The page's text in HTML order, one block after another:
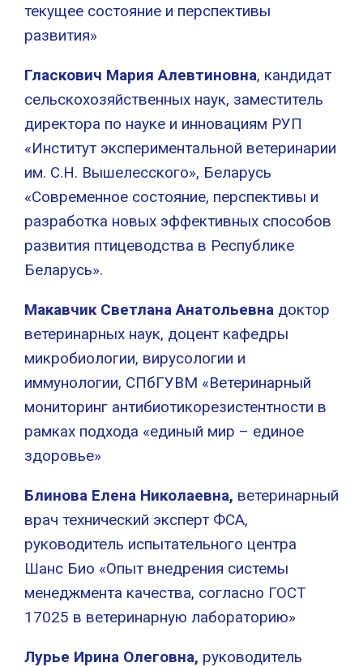
текущее состояние и перспективы
развития»
Гласкович Мария Алевтиновна, кандидат
сельскохозяйственных наук, заместитель
директора по науке и инновациям РУП
«Институт экспериментальной ветеринарии
им. С.Н. Вышелесского», Беларусь
«Современное состояние, перспективы и
разработка новых эффективных способов
развития птицеводства в Республике
Беларусь».
Макавчик Светлана Анатольевна доктор
ветеринарных наук, доцент кафедры
микробиологии, вирусологии и
иммунологии, СПбГУВМ «Ветеринарный
мониторинг антибиотикорезистентности в
рамках подхода «единый мир – единое
здоровье»
Блинова Елена Николаевна, ветеринарный
врач технический эксперт ФСА,
руководитель испытательного центра
Шанс Био «Опыт внедрения системы
менеджмента качества, согласно ГОСТ
17025 в ветеринарную лабораторию»
Лурье Ирина Олеговна, руководитель